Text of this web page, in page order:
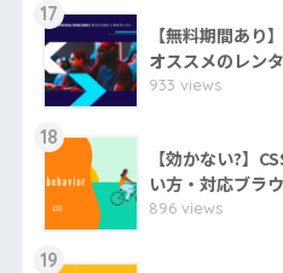
17
【無料期間あ
オススメのレン
933 views
18
【効かない?】
い方・対応ブラ
896 views
19